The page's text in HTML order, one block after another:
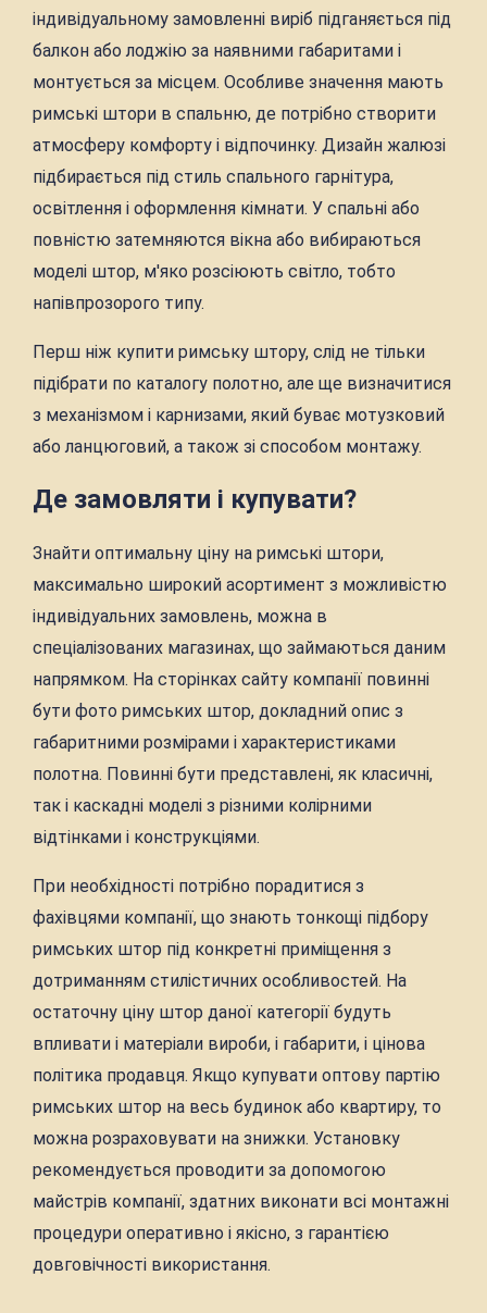
індивідуальному замовленні виріб підганяється під
балкон або лоджію за наявними габаритами і
монтується за місцем. Особливе значення мають
римські штори в спальню, де потрібно створити
атмосферу комфорту і відпочинку. Дизайн жалюзі
підбирається під стиль спального гарнітура,
освітлення і оформлення кімнати. У спальні або
повністю затемняются вікна або вибираються
моделі штор, м'яко розсіюють світло, тобто
напівпрозорого типу.
Перш ніж купити римську штору, слід не тільки
підібрати по каталогу полотно, але ще визначитися
з механізмом і карнизами, який буває мотузковий
або ланцюговий, а також зі способом монтажу.
Де замовляти і купувати?
Знайти оптимальну ціну на римські штори,
максимально широкий асортимент з можливістю
індивідуальних замовлень, можна в
спеціалізованих магазинах, що займаються даним
напрямком. На сторінках сайту компанії повинні
бути фото римських штор, докладний опис з
габаритними розмірами і характеристиками
полотна. Повинні бути представлені, як класичні,
так і каскадні моделі з різними колірними
відтінками і конструкціями.
При необхідності потрібно порадитися з
фахівцями компанії, що знають тонкощі підбору
римських штор під конкретні приміщення з
дотриманням стилістичних особливостей. На
остаточну ціну штор даної категорії будуть
впливати і матеріали вироби, і габарити, і цінова
політика продавця. Якщо купувати оптову партію
римських штор на весь будинок або квартиру, то
можна розраховувати на знижки. Установку
рекомендується проводити за допомогою
майстрів компанії, здатних виконати всі монтажні
процедури оперативно і якісно, з гарантією
довговічності використання.